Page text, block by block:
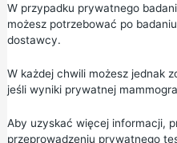
W przypadku prywatnego
możesz potrzebować po
dostawcy.
W każdej chwili możesz jednak
jeśli wyniki prywatnej
Aby uzyskać więcej informacji,
przeprowadzeniu prywatnego